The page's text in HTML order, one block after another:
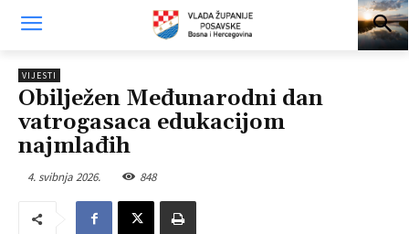
VIJESTI
Obilježen Međunarodni dan
vatrogasaca edukacijom
najmlađih
4. svibnja 2026. 848